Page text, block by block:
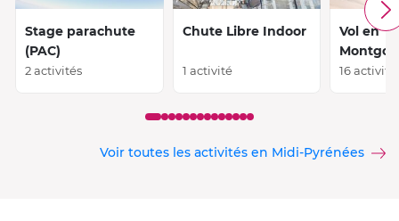
Stage parachute
(PAC)
2 activités
Chute Libre Indoor
1 activité
Vol en
16
Voir toutes les activités en Midi-Pyrénées